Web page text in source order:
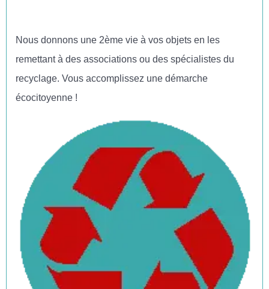
Nous donnons une 2ème vie à vos objets en les
remettant à des associations ou des spécialistes du
recyclage. Vous accomplissez une démarche
écocitoyenne !